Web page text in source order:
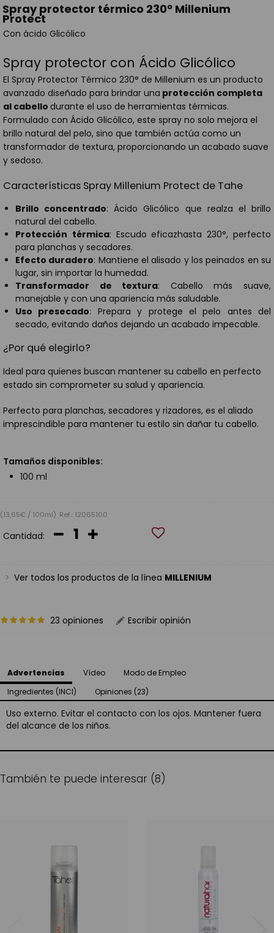
Spray protector térmico 230º Millenium
Protect
Con ácido Glicólico
Spray protector con Ácido Glicólico
El Spray Protector Térmico 230° de Millenium es un producto
avanzado diseñado para brindar una protección completa
al cabello durante el uso de herramientas térmicas.
Formulado con Ácido Glicólico, este spray no solo mejora el
brillo natural del pelo, sino que también actúa como un
transformador de textura, proporcionando un acabado suave
y sedoso.
Características Spray Millenium Protect de Tahe
Brillo concentrado: Ácido Glicólico que realza el brillo
natural del cabello.
Protección térmica: Escudo eficazhasta 230°, perfecto
para planchas y secadores.
Efecto duradero: Mantiene el alisado y los peinados en su
lugar, sin importar la humedad.
Transformador de textura: Cabello más suave,
manejable y con una apariencia más saludable.
Uso presecado: Prepara y protege el pelo antes del
secado, evitando daños dejando un acabado impecable.
¿Por qué elegirlo?
Ideal para quienes buscan mantener su cabello en perfecto
estado sin comprometer su salud y apariencia.
Perfecto para planchas, secadores y rizadores, es el aliado
imprescindible para mantener tu estilo sin dañar tu cabello.
Tamaños disponibles:
100 ml
(13,65€ / 100ml) Ref.: 12065100
Cantidad:
Ver todos los productos de la línea MILLENIUM
23 opiniones Escribir opinión
Advertencias Vídeo
Modo de Empleo
Ingredientes (INCI)
Opiniones (23)
Uso externo. Evitar el contacto con los ojos. Mantener fuera
del alcance de los niños.
También te puede interesar (8)